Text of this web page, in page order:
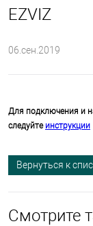
EZVIZ
06.сен.2019
Для подключения и
следуйте инструкции
Вернуться к
Смотрите